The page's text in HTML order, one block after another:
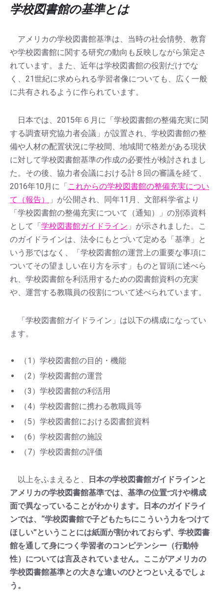
学校図書館の基準とは
アメリカの学校図書館基準は、当時の社会情勢、教育
や学校図書館に関する研究の動向も反映しながら策定さ
れています。また、近年は学校図書館の役割だけでな
く、21世紀に求められる学習者像についても、広く一般
に共有されるように作られています。
日本では、2015年６月に「学校図書館の整備充実に関
する調査研究協力者会議」が設置され、学校図書館の整
備や人材の配置状況に学校間、地域間で格差がある現状
に対して学校図書館基準の作成の必要性が検討されまし
た。その後、協力者会議における計８回の審議を経て、
2016年10月に「 これからの学校図書館の整備充実につい
て（報告）
」が公開され、同年11月、文部科学省より
「学校図書館の整備充実について（通知）」の別添資料
として「 学校図書館ガイドライン 」が示されました。こ
のガイドラインは、法令にもとづいて定める「基準」と
いう形ではなく、「学校図書館の運営上の重要な事項に
ついてその望ましい在り方を示す」ものと冒頭に述べら
れ、学校図書館を利活用するための図書館資料の充実
や、運営する教職員の役割について述べられています。
「学校図書館ガイドライン」は以下の構成になってい
ます。
（1）学校図書館の目的・機能
（2）学校図書館の運営
（3）学校図書館の利活用
（4）学校図書館に携わる教職員等
（5）学校図書館における図書館資料
（6）学校図書館の施設
（7）学校図書館の評価
以上をふまえると、
日本の学校図書館ガイドラインと
アメリカの学校図書館基準では、基準の位置づけや構成
面で異なっていることがわかります。日本のガイドライ
ンでは、“学校図書館で子どもたちにこういう力をつけて
ほしい”ということには紙面が割かれておらず、学校図書
館を通して身につく学習者のコンピテンシー（行動特
性）については言及されていません。ここがアメリカの
学校図書館基準との大きな違いのひとつといえるでしょ
う。